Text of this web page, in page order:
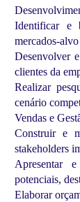
Identificar e
mercados-
Desenvolver
clientes da
Realizar
cenário
Vendas e
Construir e
stakeholders
Apresentar
potenciais,
Elaborar